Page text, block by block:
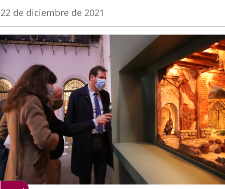
aplicación
externa.
aplicación
externa.
Fecha
la
noticia
22 de diciembre de 2021